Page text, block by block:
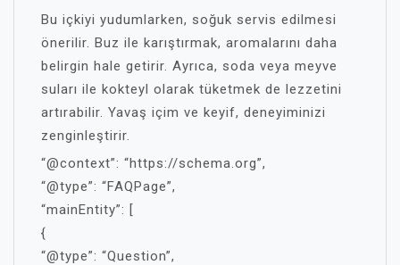
Bu içkiyi yudumlarken, soğuk servis edilmesi
önerilir. Buz ile karıştırmak, aromalarını daha
belirgin hale getirir. Ayrıca, soda veya meyve
suları ile kokteyl olarak tüketmek de lezzetini
artırabilir. Yavaş içim ve keyif, deneyiminizi
zenginleştirir.
“@context”: “https://schema.org”,
“@type”: “FAQPage”,
“mainEntity”: [
{
“@type”: “Question”,